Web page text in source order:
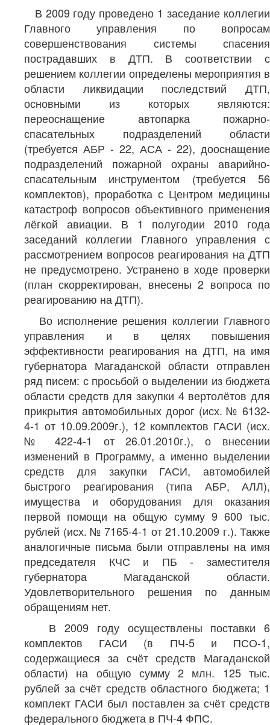
В 2009 году проведено 1 заседание коллегии
Главного управления по вопросам
совершенствования системы спасения
пострадавших в ДТП. В соответствии с
решением коллегии определены мероприятия в
области ликвидации последствий ДТП,
основными из которых являются:
переоснащение автопарка пожарно-
спасательных подразделений области
(требуется АБР - 22, АСА - 22), дооснащение
подразделений пожарной охраны аварийно-
спасательным инструментом (требуется 56
комплектов), проработка с Центром медицины
катастроф вопросов объективного применения
лёгкой авиации. В 1 полугодии 2010 года
заседаний коллегии Главного управления с
рассмотрением вопросов реагирования на ДТП
не предусмотрено. Устранено в ходе проверки
(план скорректирован, внесены 2 вопроса по
реагированию на ДТП).
Во исполнение решения коллегии Главного
управления и в целях повышения
эффективности реагирования на ДТП, на имя
губернатора Магаданской области отправлен
ряд писем: с просьбой о выделении из бюджета
области средств для закупки 4 вертолётов для
прикрытия автомобильных дорог (исх. № 6132-
4-1 от 10.09.2009г.), 12 комплектов ГАСИ (исх.
№ 422-4-1 от 26.01.2010г.), о внесении
изменений в Программу, а именно выделении
средств для закупки ГАСИ, автомобилей
быстрого реагирования (типа АБР, АЛЛ),
имущества и оборудования для оказания
первой помощи на общую сумму 9 600 тыс.
рублей (исх. № 7165-4-1 от 21.10.2009 г.). Также
аналогичные письма были отправлены на имя
председателя КЧС и ПБ - заместителя
губернатора Магаданской области.
Удовлетворительного решения по данным
обращениям нет.
В 2009 году осуществлены поставки 6
комплектов ГАСИ (в ПЧ-5 и ПСО-1,
содержащиеся за счёт средств Магаданской
области) на общую сумму 2 млн. 125 тыс.
рублей за счёт средств областного бюджета; 1
комплект ГАСИ был поставлен за счёт средств
федерального бюджета в ПЧ-4 ФПС.